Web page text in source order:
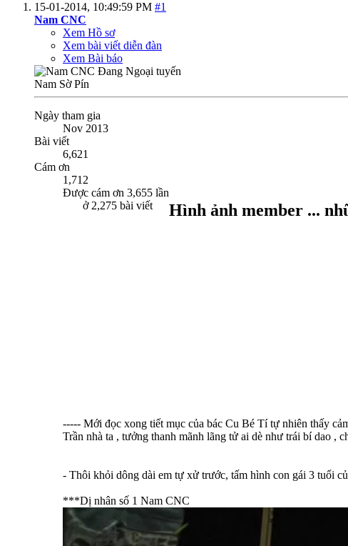
15-01-2014, 10:49:59 PM #1
Nam CNC
Xem Hồ sơ
Xem bài viết diễn đàn
Xem Bài báo
Nam Sờ Pín
Ngày tham gia
Nov 2013
Bài viết
6,621
Cám ơn
1,712
Được cám ơn 3,655 lần
ở 2,275 bài viết
Hình ảnh member ...
----- Mới đọc xong tiết mục của bác Cu Bé Tí tự nhiên thấy
Trần nhà ta , tưởng thanh mãnh lãng tử ai dè như trái bí dao ,
- Thôi khỏi dông dài em tự xử trước, tấm hình con gái 3 tuổi
***Dị nhân số 1 Nam CNC